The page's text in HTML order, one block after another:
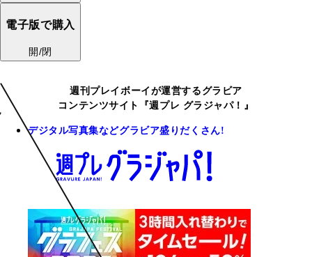
電子版で購入
開/閉
週刊プレイボーイが運営するグラビア
コンテンツサイト『週プレ グラジャパ！』
デジタル写真集などグラビア盛りだくさん!